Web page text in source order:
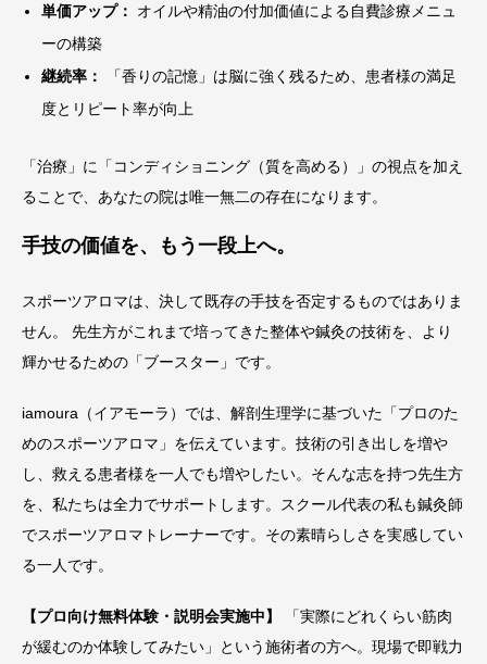
単価アップ：
オイルや精油の付加価値による自費診療メニュ
ーの構築
継続率：
「香りの記憶」は脳に強く残るため、患者様の満足
度とリピート率が向上
「治療」に「コンディショニング（質を高める）」の視点を加え
ることで、あなたの院は唯一無二の存在になります。
手技の価値を、もう一段上へ。
スポーツアロマは、決して既存の手技を否定するものではありま
せん。 先生方がこれまで培ってきた整体や鍼灸の技術を、より
輝かせるための「ブースター」です。
iamoura（イアモーラ）では、解剖生理学に基づいた「プロのた
めのスポーツアロマ」を伝えています。技術の引き出しを増や
し、救える患者様を一人でも増やしたい。そんな志を持つ先生方
を、私たちは全力でサポートします。スクール代表の私も鍼灸師
でスポーツアロマトレーナーです。その素晴らしさを実感してい
る一人です。
【プロ向け無料体験・説明会実施中】
「実際にどれくらい筋肉
が緩むのか体験してみたい」という施術者の方へ。現場で即戦力